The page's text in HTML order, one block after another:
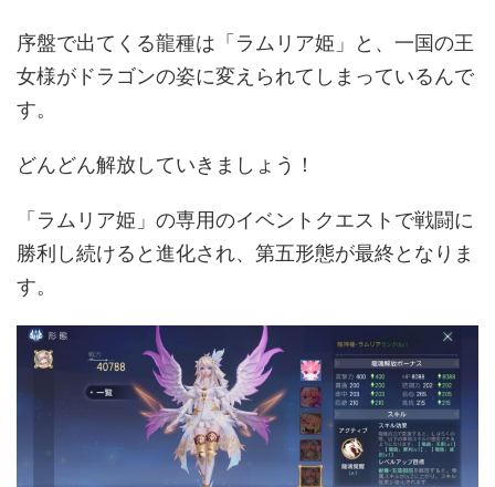
序盤で出てくる龍種は「ラムリア姫」と、一国の王
女様がドラゴンの姿に変えられてしまっているんで
す。
どんどん解放していきましょう！
「ラムリア姫」の専用のイベントクエストで戦闘に
勝利し続けると進化され、第五形態が最終となりま
す。